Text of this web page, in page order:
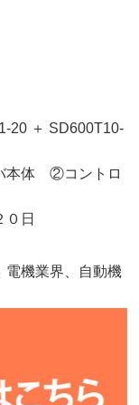
20 ＋ SD600T10-
②コントロ
日
業界、自動機